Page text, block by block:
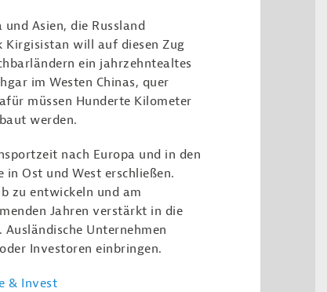
Asien, die Russland
Kirgisistan will auf diesen Zug
ein jahrzehntealtes
im Westen Chinas, quer
müssen Hunderte Kilometer
werden.
nach Europa und in den
Ost und West erschließen.
zu entwickeln und am
Jahren verstärkt in die
Unternehmen
Investoren einbringen.
& Invest